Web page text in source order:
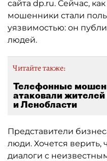
сайта dp.ru. Сейчас,
мошенники стали
уязвимостью: он
людей.
Читайте также:
Телефонные
атаковали
и Ленобласти
Представители
люди. Хочется верить,
диалоги с